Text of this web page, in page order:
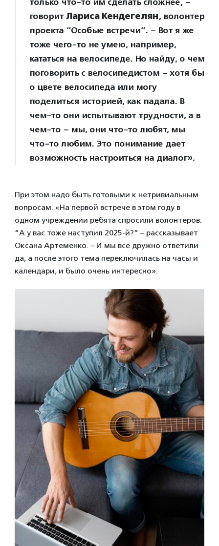
говорит Лариса Кендегелян, волонтер
проекта “Особые встречи”. – Вот я же
тоже чего-то не умею, например,
кататься на велосипеде. Но найду, о чем
поговорить с велосипедистом – хотя бы
о цвете велосипеда или могу
поделиться историей, как падала. В
чем-то они испытывают трудности, а в
чем-то – мы, они что-то любят, мы
что-то любим. Это понимание дает
возможность настроиться на диалог».
При этом надо быть готовыми к нетривиальным
вопросам. «На первой встрече в этом году в
одном учреждении ребята спросили волонтеров:
“А у вас тоже наступил 2025-й?” – рассказывает
Оксана Артеменко. – И мы все дружно ответили
да, а после этого тема переключилась на часы и
календари, и было очень интересно».